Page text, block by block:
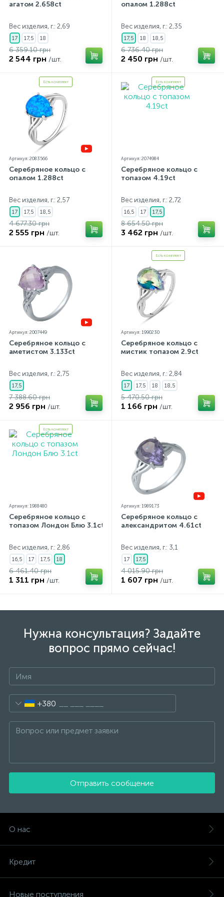
агатом 2.658ct
Вес изделия, г.: 2,69
17 17,5 18
6 359.10 грн
2 544 грн /шт.
опалом 1.288ct
Вес изделия, г.: 2,35
17,5 18 18,5
6 736.40 грн
2 450 грн /шт.
Есть комплект
Артикул: 2083566
Серебряное кольцо с
опалом 1.288ct
Вес изделия, г.: 2,57
17 17,5 18,5
4 677.30 грн
2 555 грн /шт.
Есть комплект
Артикул: 2074984
Серебряное кольцо с
топазом 4.19ct
Вес изделия, г.: 2,72
16,5 17 17,5
8 654.50 грн
3 462 грн /шт.
Артикул: 2007449
Серебряное кольцо с
аметистом 3.133ct
Вес изделия, г.: 2,75
17,5
7 388.60 грн
2 956 грн /шт.
Есть комплект
Артикул: 1990230
Серебряное кольцо с
мистик топазом 2.9ct
Вес изделия, г.: 2,84
17 17,5 18 18,5
5 470.50 грн
1 166 грн /шт.
Есть комплект
Артикул: 1988480
Серебряное кольцо с
топазом Лондон Блю 3.1ct
Вес изделия, г.: 2,86
16,5 17 17,5 18
6 461.40 грн
1 311 грн /шт.
Артикул: 1989173
Серебряное кольцо с
александритом 4.61ct
Вес изделия, г.: 3,1
17 17,5
4 015.90 грн
1 607 грн /шт.
Нужна консультация? Задайте
вопрос прямо сейчас!
+380
Отправить сообщение
О нас
Кредит
Новые поступления